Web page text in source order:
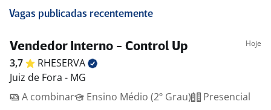
Vagas publicadas recentemente
Vendedor Interno - Control Up Hoje
3,7
RHESERVA
Juiz de Fora - MG
A combinar
Ensino Médio (2º Grau) Presencial